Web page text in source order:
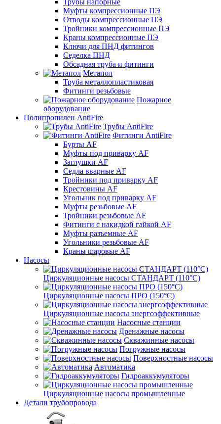
Муфты компрессионные ПЭ
Отводы компрессионные ПЭ
Тройники компрессионные ПЭ
Краны компрессионные ПЭ
Ключи для ПНД фитингов
Седелка ПНД
Обсадная труба и фитинги
Метапол
Труба металлопластиковая
Фитинги резьбовые
Пожарное
оборудование
Полипропилен AntiFire
Трубы AntiFire
Фитинги AntiFire
Бурты AF
Муфты под приварку AF
Заглушки AF
Седла вварные AF
Тройники под приварку AF
Крестовины AF
Угольник под приварку AF
Муфты резьбовые AF
Тройники резьбовые AF
Фитинги с накидкой гайкой AF
Муфты разъемные AF
Угольники резьбовые AF
Краны шаровые AF
Насосы
Циркуляционные насосы СТАНДАРТ (110°C)
Циркуляционные насосы ПРО (150°C)
Циркуляционные насосы энергоэффективные
Насосные станции
Дренажные насосы
Скважинные насосы
Погружные насосы
Поверхностные насосы
Автоматика
Гидроаккумуляторы
Циркуляционные насосы промышленные
Детали трубопровода